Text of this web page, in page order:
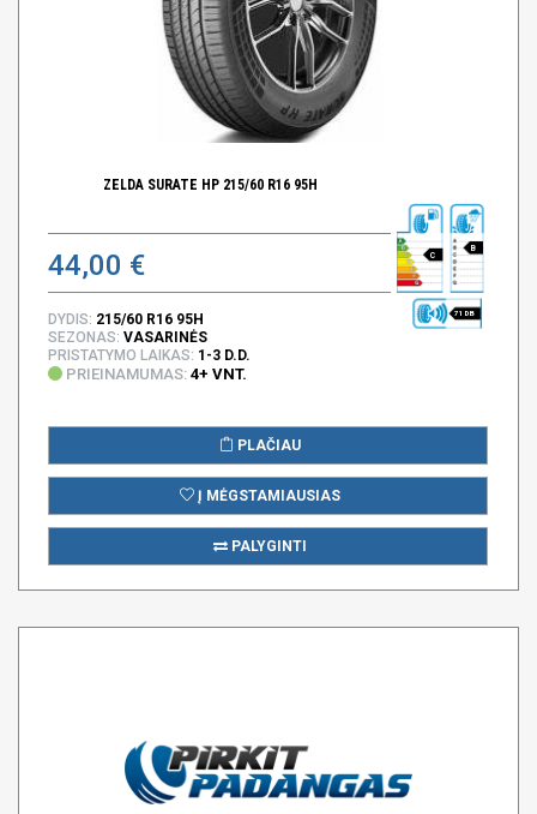
ZELDA SURATE HP 215/60 R16 95H
44,00 € C
B
71 DB
DYDIS: 215/60 R16 95H
SEZONAS: VASARINĖS
PRISTATYMO LAIKAS: 1-3 D.D.
PRIEINAMUMAS: 4+ VNT.
PLAČIAU
Į MĖGSTAMIAUSIAS
PALYGINTI